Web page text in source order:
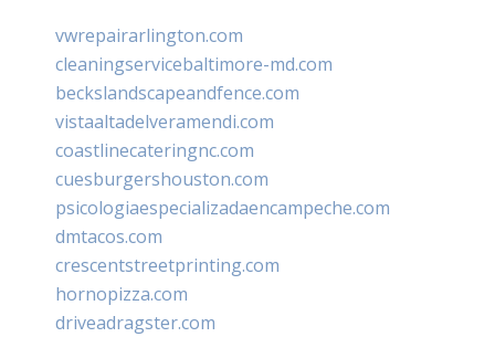
vwrepairarlington.com
cleaningservicebaltimore-md.com
beckslandscapeandfence.com
vistaaltadelveramendi.com
coastlinecateringnc.com
cuesburgershouston.com
psicologiaespecializadaencampeche.com
dmtacos.com
crescentstreetprinting.com
hornopizza.com
driveadragster.com